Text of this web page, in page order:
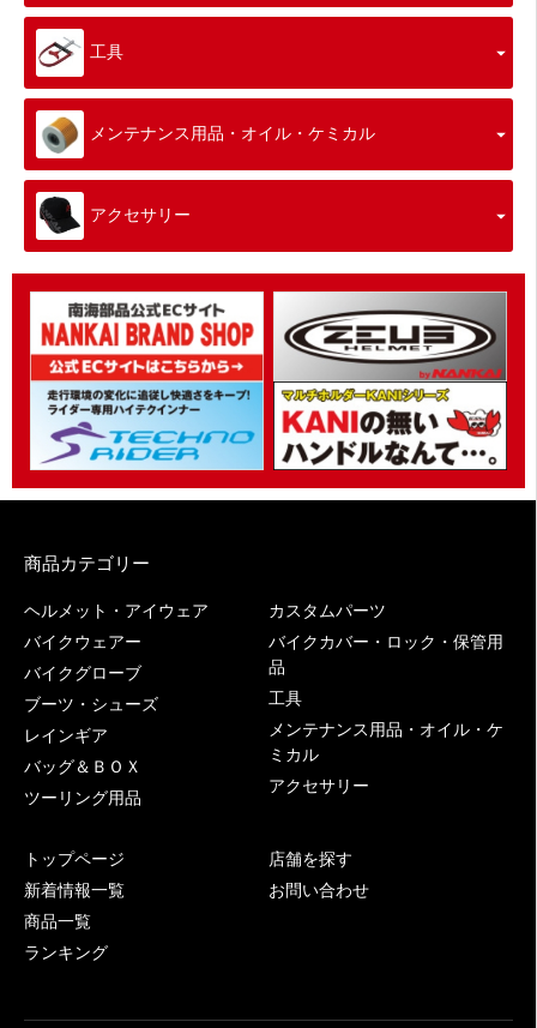
工具
メンテナンス用品・オイル・ケミカル
アクセサリー
商品カテゴリー
ヘルメット・アイウェア
バイクウェアー
バイクグローブ
ブーツ・シューズ
レインギア
バッグ＆ＢＯＸ
ツーリング用品
カスタムパーツ
バイクカバー・ロック・保管用
品
工具
メンテナンス用品・オイル・ケ
ミカル
アクセサリー
トップページ
新着情報一覧
商品一覧
ランキング
店舗を探す
お問い合わせ